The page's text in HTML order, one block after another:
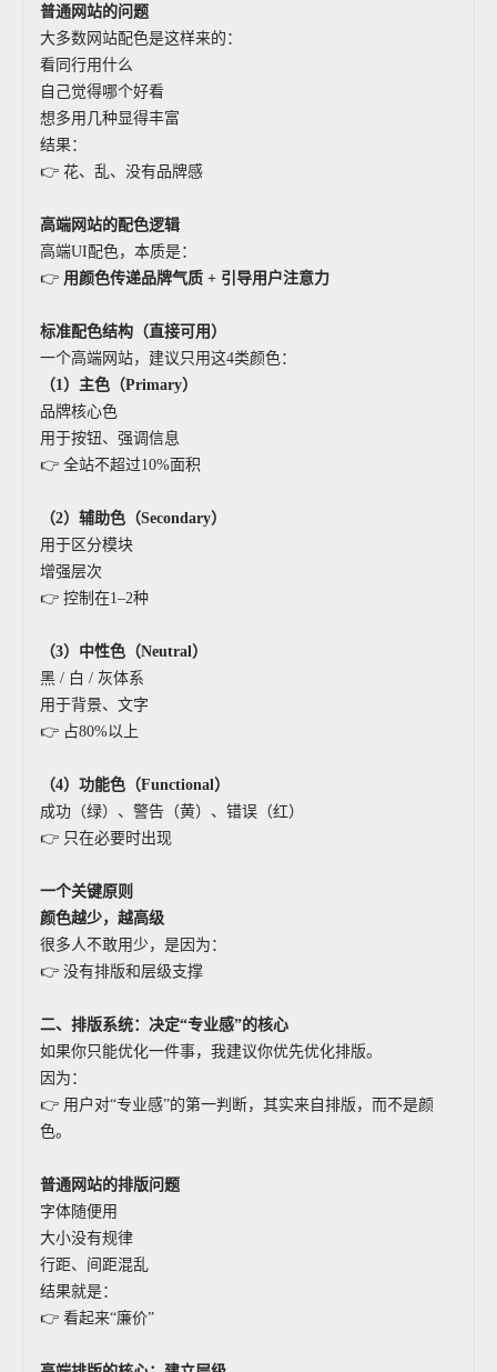
普通网站的问题
大多数网站配色是这样来的：
看同行用什么
自己觉得哪个好看
想多用几种显得丰富
结果：
👉 花、乱、没有品牌感
高端网站的配色逻辑
高端UI配色，本质是：
👉 用颜色传递品牌气质 + 引导用户注意力
标准配色结构（直接可用）
一个高端网站，建议只用这4类颜色：
（1）主色（Primary）
品牌核心色
用于按钮、强调信息
👉 全站不超过10%面积
（2）辅助色（Secondary）
用于区分模块
增强层次
👉 控制在1–2种
（3）中性色（Neutral）
黑 / 白 / 灰体系
用于背景、文字
👉 占80%以上
（4）功能色（Functional）
成功（绿）、警告（黄）、错误（红）
👉 只在必要时出现
一个关键原则
颜色越少，越高级
很多人不敢用少，是因为：
👉 没有排版和层级支撑
二、排版系统：决定“专业感”的核心
如果你只能优化一件事，我建议你优先优化排版。
因为：
👉 用户对“专业感”的第一判断，其实来自排版，而不是颜
色。
普通网站的排版问题
字体随便用
大小没有规律
行距、间距混乱
结果就是：
👉 看起来“廉价”